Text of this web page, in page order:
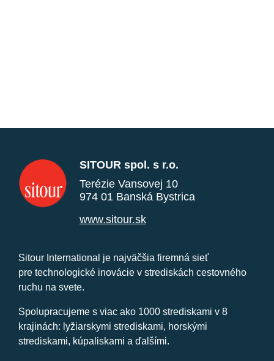
SITOUR spol. s r.o.
Terézie Vansovej 10
974 01 Banská Bystrica
www.sitour.sk
Sitour International je najväčšia firemná sieť
pre technologické inovácie v strediskách cestovného
ruchu na svete.
Spolupracujeme s viac ako 1000 strediskami v 8
krajinách: lyžiarskymi strediskami, horskými
strediskami, kúpaliskami a ďalšími.